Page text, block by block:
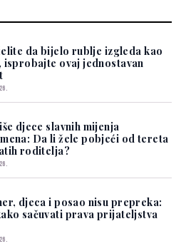
da bijelo rublje izgleda kao
isprobajte ovaj jednostavan
djece slavnih mijenja
Da li žele pobjeći od tereta
roditelja?
djeca i posao nisu prepreka:
sačuvati prava prijateljstva